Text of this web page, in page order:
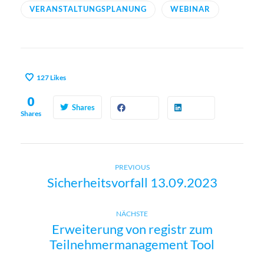
VERANSTALTUNGSPLANUNG WEBINAR
127Likes
0
Shares
Shares
PREVIOUSPrevious
post:
Sicherheitsvorfall 13.09.2023
NÄCHSTENext
post:
Erweiterung von registr zum
Teilnehmermanagement Tool